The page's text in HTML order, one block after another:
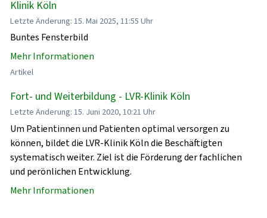
Klinik Köln
Letzte Änderung: 15. Mai 2025, 11:55 Uhr
Buntes Fensterbild
Mehr Informationen
Artikel
Fort- und Weiterbildung - LVR-Klinik Köln
Letzte Änderung: 15. Juni 2020, 10:21 Uhr
Um Patientinnen und Patienten optimal versorgen zu
können, bildet die LVR-Klinik Köln die Beschäftigten
systematisch weiter. Ziel ist die Förderung der fachlichen
und perönlichen Entwicklung.
Mehr Informationen